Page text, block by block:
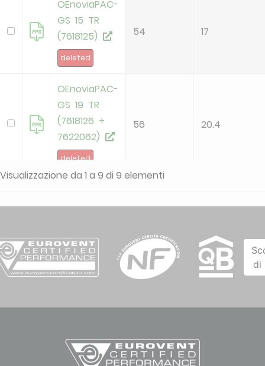
OEnoviaPAC-
GS 15 TR
(7618125)
deleted
54 17
OEnoviaPAC-
GS 19 TR
(7618126 +
7622062)
deleted
56 20.4
GS 27 TR
deleted
OEnoviaPAC-
(7617624)
OEnoviaPAC-
Visualizzazione da 1 a 9 di 9 elementi
di